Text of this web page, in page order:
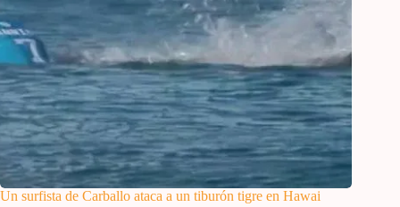
Un surfista de Carballo ataca a un tiburón tigre en Hawai